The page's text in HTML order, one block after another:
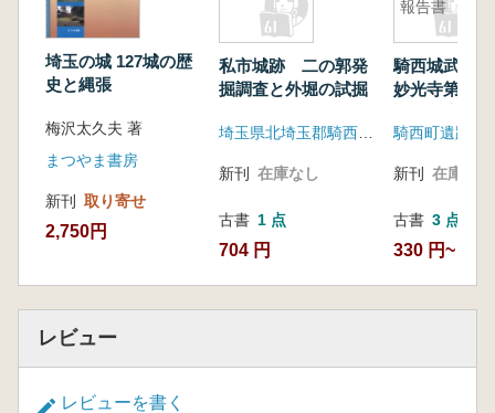
埼玉の城 127城の歴
史と縄張
梅沢太久夫 著
まつやま書房
新刊 取り寄せ
2,750円
私市城跡 二の郭発
掘調査と外堀の試掘
新刊 在庫なし
古書 1 点
704 円
報告書
騎西城武家
妙光寺第1・
騎西町遺跡調
新刊 在庫なし
古書 3 点
330 円~
レビュー
レビューを書く